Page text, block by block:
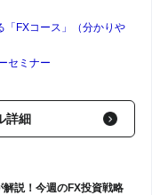
「FXコース」（分かりや
セミナー
詳細
説！今週のFX投資戦略